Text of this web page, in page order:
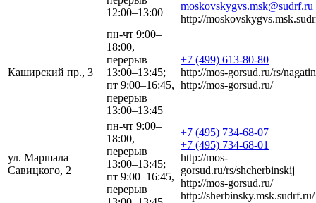
12:00–13:00
moskovskygvs.msk@sudrf.ru
http://
Каширский пр., 3
пн-чт 9:00–
18:00,
перерыв
13:00–13:45;
пт 9:00–16:45,
перерыв
13:00–13:45
+7 (499) 613-80-80
http://mos-gorsud.ru/rs/
http://mos-gorsud.ru/
ул. Маршала
Савицкого, 2
пн-чт 9:00–
18:00,
перерыв
13:00–13:45;
пт 9:00–16:45,
перерыв
+7 (495) 734-68-07
+7 (495) 734-68-01
http://mos-
gorsud.ru/rs/shcherbinskij
http://mos-gorsud.ru/
http://sherbinsky.msk.sudrf.ru/